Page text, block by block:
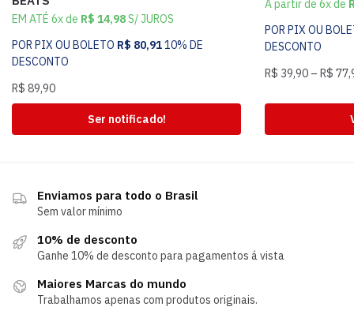
EM ATÉ 6x de R$ 14,98S/ JUROS
POR PIX OU BOLETO R$ 80,9110% DE
DESCONTO
R$ 89,90
Ser notificado!
A partir de 6x de
POR PIX OU
DESCONTO
R$ 39,90 – R$
Enviamos para todo o Brasil
Sem valor mínimo
10% de desconto
Ganhe 10% de desconto para pagamentos á vista
Maiores Marcas do mundo
Trabalhamos apenas com produtos originais.